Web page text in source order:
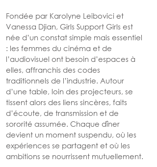
Fondée par Karolyne Leibovici et
Vanessa Djian, Girls Support Girls est
née d’un constat simple mais essentiel
: les femmes du cinéma et de
l’audiovisuel ont besoin d’espaces à
elles, affranchis des codes
traditionnels de l’industrie. Autour
d’une table, loin des projecteurs, se
tissent alors des liens sincères, faits
d’écoute, de transmission et de
sororité assumée. Chaque dîner
devient un moment suspendu, où les
expériences se partagent et où les
ambitions se nourrissent mutuellement.